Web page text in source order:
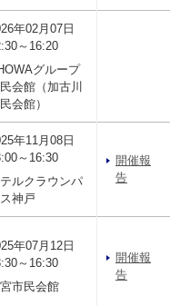
年02月07日
～16:20
グループ
会館（加古川
会館）
年11月08日
～16:30
ルクラウンパ
神戸
開催報
告
年07月12日
～16:30
市民会館
開催報
告